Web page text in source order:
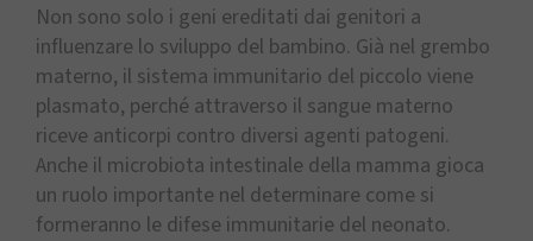
Non sono solo i geni ereditati dai genitori a
influenzare lo sviluppo del bambino. Già nel grembo
materno, il sistema immunitario del piccolo viene
plasmato, perché attraverso il sangue materno
riceve anticorpi contro diversi agenti patogeni.
Anche il microbiota intestinale della mamma gioca
un ruolo importante nel determinare come si
formeranno le difese immunitarie del neonato.